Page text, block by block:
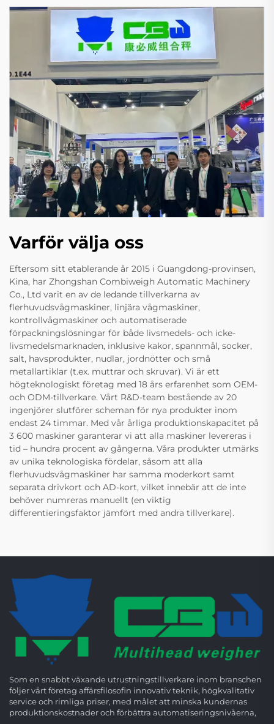
Varför välja oss
Eftersom sitt etablerande år 2015 i Guangdong-provinsen,
Kina, har Zhongshan Combiweigh Automatic Machinery
Co., Ltd varit en av de ledande tillverkarna av
flerhuvudsvågmaskiner, linjära vågmaskiner,
kontrollvågmaskiner och automatiserade
förpackningslösningar för både livsmedels- och icke-
livsmedelsmarknaden, inklusive kakor, spannmål, socker,
salt, havsprodukter, nudlar, jordnötter och små
metallartiklar (t.ex. muttrar och skruvar). Vi är ett
högteknologiskt företag med 18 års erfarenhet som OEM-
och ODM-tillverkare. Vårt R&D-team bestående av 20
ingenjörer slutförer scheman för nya produkter inom
endast 24 timmar. Med vår årliga produktionskapacitet på
3 600 maskiner garanterar vi att alla maskiner levereras i
tid – hundra procent av gångerna. Våra produkter utmärks
av unika teknologiska fördelar, såsom att alla
flerhuvudsvågmaskiner har samma moderkort samt
separata drivkort och AD-kort, vilket innebär att de inte
behöver numreras manuellt (en viktig
differentieringsfaktor jämfört med andra tillverkare).
Som en snabbt växande utrustningstillverkare inom branschen
följer vårt företag affärsfilosofin innovativ teknik, högkvalitativ
service och rimliga priser, med målet att minska kundernas
produktionskostnader och förbättra automatiseringsnivåerna,